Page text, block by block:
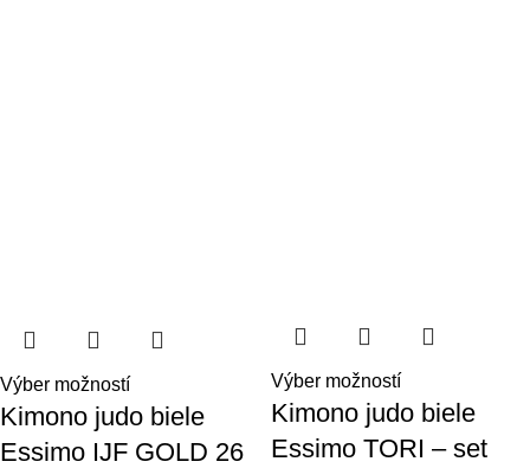
Výber možností
Kimono judo biele
Essimo IJF GOLD 26
Výber možností
Kimono judo biele
Essimo TORI – set